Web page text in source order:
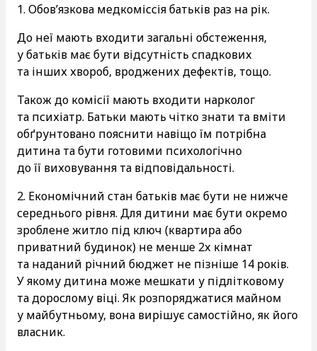
1. Обов’язкова медкоміссія батьків раз на рік.
До неї мають входити загальні обстеження,
у батьків має бути відсутність спадкових
та інших хвороб, вроджених дефектів, тощо.
Також до комісії мають входити нарколог
та психіатр. Батьки мають чітко знати та вміти
обґрунтовано пояснити навіщо їм потрібна
дитина та бути готовими психологічно
до її виховування та відповідальності.
2. Економічний стан батьків має бути не нижче
середнього рівня. Для дитини має бути окремо
зроблене житло під ключ (квартира або
приватний будинок) не менше 2х кімнат
та наданий річний бюджет не пізніше 14 років.
У якому дитина може мешкати у підлітковому
та дорослому віці. Як розпоряджатися майном
у майбутньому, вона вирішує самостійно, як його
власник.